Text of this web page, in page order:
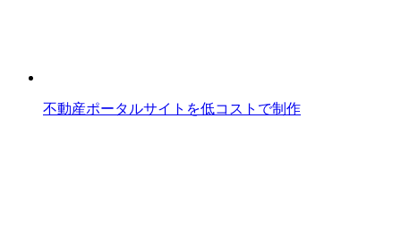
不動産ポータルサイトを低コストで制作